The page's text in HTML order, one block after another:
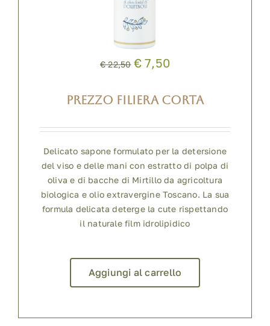
€ 22,50 € 7,50
PREZZO FILIERA CORTA
Delicato sapone formulato per la detersione
del viso e delle mani con estratto di polpa di
oliva e di bacche di Mirtillo da agricoltura
biologica e olio extravergine Toscano. La sua
formula delicata deterge la cute rispettando
il naturale film idrolipidico
Aggiungi al carrello